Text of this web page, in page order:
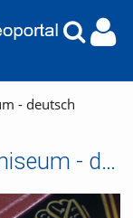
- deutsch
Koranübersetzungen im Uniseum - deutsch untertitelt